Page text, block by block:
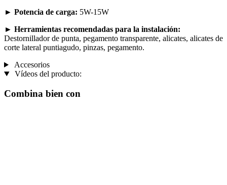
► Potencia de carga: 5W-15W
► Herramientas recomendadas para la instalación:
Destornillador de punta, pegamento transparente, alicates, alicates de
corte lateral puntiagudo, pinzas, pegamento.
Accesorios
Vídeos del producto:
Combina bien con